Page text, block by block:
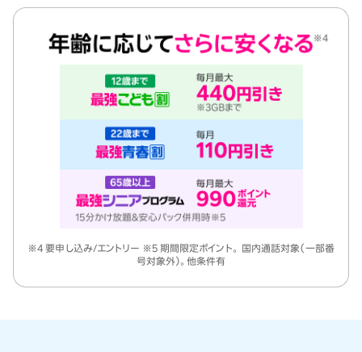
※4 要申し込み/エントリー ※5 期間限定ポイント。 国内通話対象（一部番
号対象外）。他条件有